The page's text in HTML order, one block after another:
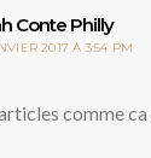
Conte Phillydit :
2017 À 3:54 PM
articles comme